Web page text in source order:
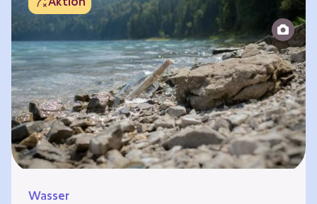
Lernpfad befasst ihr euch mit den
Auswirkungen der Erderwärmung besonders in
der Nordsee und im Wattenmeer. Hierfür wird
den Lernenden erstmals ein Extrembeispiel
an dem…
Wasser